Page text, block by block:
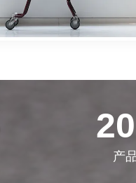
产